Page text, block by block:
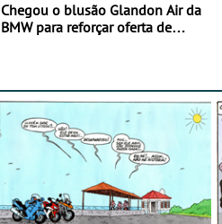
Chegou o blusão Glandon Air da
BMW para reforçar oferta de